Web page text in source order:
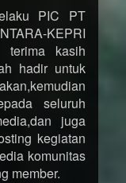
PIC PT
KEPRI
terima kasih
hadir untuk
seluruh
juga
kegiatan
komunitas
member.